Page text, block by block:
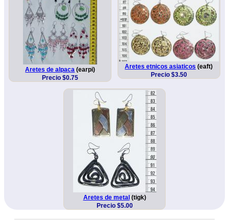
Aretes de alpaca (earpi)
Precio $0.75
Aretes etnicos asiaticos (eaft)
Precio $3.50
Aretes de metal(tigk)
Precio $5.00